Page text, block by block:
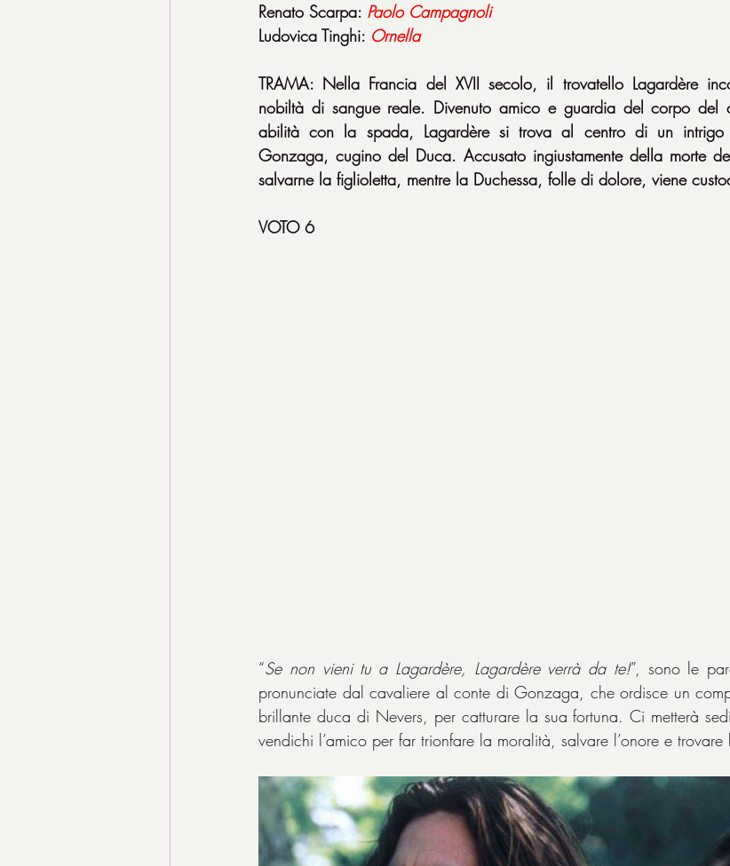
Renato Scarpa: Paolo Campagnoli
Ludovica Tinghi: Ornella
TRAMA: Nella Francia del XVII secolo, il trovatello Lagardère
nobiltà di sangue reale. Divenuto amico e guardia del corpo
abilità con la spada, Lagardère si trova al centro di un
Gonzaga, cugino del Duca. Accusato ingiustamente della morte
salvarne la figlioletta, mentre la Duchessa, folle di dolore, viene
VOTO 6
“Se non vieni tu a Lagardère, Lagardère verrà da te!”, sono le
pronunciate dal cavaliere al conte di Gonzaga, che ordisce un
brillante duca di Nevers, per catturare la sua fortuna. Ci metterà
vendichi l’amico per far trionfare la moralità, salvare l’onore e trovare